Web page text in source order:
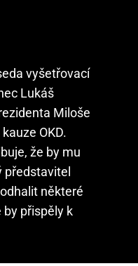
vyšetřovací
Lukáš
Miloše
OKD.
že by mu
některé
by přispěly k